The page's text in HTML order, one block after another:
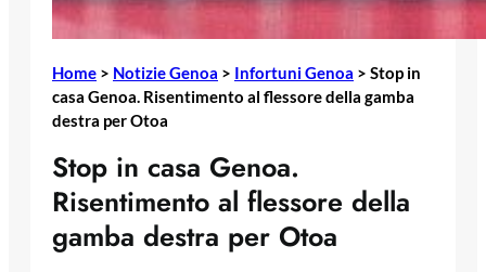
Home > Notizie Genoa > Infortuni Genoa > Stop in
casa Genoa. Risentimento al flessore della gamba
destra per Otoa
Stop in casa Genoa.
Risentimento al flessore della
gamba destra per Otoa